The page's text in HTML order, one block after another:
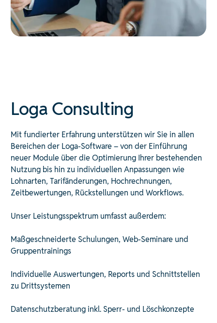
Loga Consulting
Mit fundierter Erfahrung unterstützen wir Sie in allen
Bereichen der Loga-Software – von der Einführung
neuer Module über die Optimierung Ihrer bestehenden
Nutzung bis hin zu individuellen Anpassungen wie
Lohnarten, Tarifänderungen, Hochrechnungen,
Zeitbewertungen, Rückstellungen und Workflows.
Unser Leistungsspektrum umfasst außerdem:
Maßgeschneiderte Schulungen, Web-Seminare und
Gruppentrainings
Individuelle Auswertungen, Reports und Schnittstellen
zu Drittsystemen
Datenschutzberatung inkl. Sperr- und Löschkonzepte